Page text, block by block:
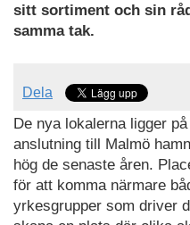
sitt sortiment och sin
samma tak.
Dela
De nya lokalerna ligger
anslutning till Malmö
hög de senaste åren.
för att komma närmare
yrkesgrupper som driver